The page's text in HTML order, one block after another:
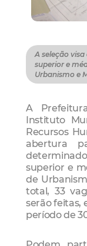
A seleção
superior e
Urbanismo e
A
Instituto
Recursos
abertura
superior e
de
total, 33
serão feitas,
período de